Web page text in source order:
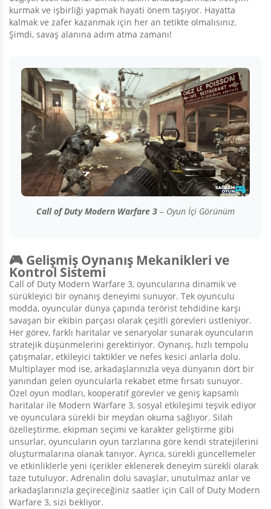
kurmak ve işbirliği yapmak hayati önem taşıyor. Hayatta
kalmak ve zafer kazanmak için her an tetikte olmalısınız.
Şimdi, savaş alanına adım atma zamanı!
Call of Duty Modern Warfare 3 – Oyun İçi Görünüm
🎮 Gelişmiş Oynanış Mekanikleri ve
Kontrol Sistemi
Call of Duty Modern Warfare 3, oyuncularına dinamik ve
sürükleyici bir oynanış deneyimi sunuyor. Tek oyunculu
modda, oyuncular dünya çapında terörist tehdidine karşı
savaşan bir ekibin parçası olarak çeşitli görevleri üstleniyor.
Her görev, farklı haritalar ve senaryolar sunarak oyuncuların
stratejik düşünmelerini gerektiriyor. Oynanış, hızlı tempolu
çatışmalar, etkileyici taktikler ve nefes kesici anlarla dolu.
Multiplayer mod ise, arkadaşlarınızla veya dünyanın dört bir
yanından gelen oyuncularla rekabet etme fırsatı sunuyor.
Özel oyun modları, kooperatif görevler ve geniş kapsamlı
haritalar ile Modern Warfare 3, sosyal etkileşimi teşvik ediyor
ve oyunculara sürekli bir meydan okuma sağlıyor. Silah
özelleştirme, ekipman seçimi ve karakter geliştirme gibi
unsurlar, oyuncuların oyun tarzlarına göre kendi stratejilerini
oluşturmalarına olanak tanıyor. Ayrıca, sürekli güncellemeler
ve etkinliklerle yeni içerikler eklenerek deneyim sürekli olarak
taze tutuluyor. Adrenalin dolu savaşlar, unutulmaz anlar ve
arkadaşlarınızla geçireceğiniz saatler için Call of Duty Modern
Warfare 3, sizi bekliyor.